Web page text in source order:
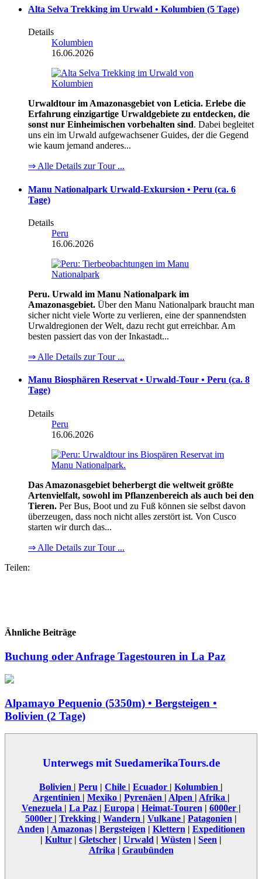
Alta Selva Trekking im Urwald • Kolumbien (5 Tage)
Details
Kolumbien
16.06.2026
Urwaldtour im Amazonasgebiet von Leticia. Erlebe die
Erfahrung einzigartige Urwaldgebiete zu entdecken, die
sonst nur Einheimischen vorbehalten sind. Dabei begleitet
uns ein im Urwald aufgewachsener Guides, der die Gegend
wie kaum jemand anderes...
⇒ Alle Details zur Tour ...
Manu Nationalpark Urwald-Exkursion • Peru (ca. 6
Tage)
Details
Peru
16.06.2026
Peru. Urwald im Manu Nationalpark im
Amazonasgebiet. Über den Manu Nationalpark braucht man
sicher nicht viele Worte zu verlieren, eine der spannendsten
Urwaldregionen der Welt, dazu recht gut erreichbar. Am
besten passiert das von der Inkastadt...
⇒ Alle Details zur Tour ...
Manu Biosphären Reservat • Urwald-Tour • Peru (ca. 8
Tage)
Details
Peru
16.06.2026
Das Amazonasgebiet beherbergt die weltweit größte
Artenvielfalt, sowohl im Pflanzenbereich als auch bei den
Tieren. Per Bus, Boot und zu Fuß können sie selbst davon
überzeugen, dass noch nicht alles zerstört ist. Von Cusco
starten wir durch das...
⇒ Alle Details zur Tour ...
Teilen:
Ähnliche Beiträge
Buchung oder Anfrage Tagestouren in La Paz
Alpamayo Pequenio (5350m) • Bergsteigen •
Bolivien (2 Tage)
Unterwegs mit SuedamerikaTours.de
Bolivien | Peru | Chile | Ecuador | Kolumbien |
Argentinien | Mexiko | Pyrenäen | Alpen | Afrika |
Venezuela | La Paz | Europa | Heimat-Touren | 6000er |
5000er | Trekking | Wandern | Vulkane | Patagonien |
Anden | Amazonas| Bergsteigen | Klettern | Expeditionen
| Kultur | Gletscher | Urwald | Wüsten | Seen |
Afrika | Graubünden